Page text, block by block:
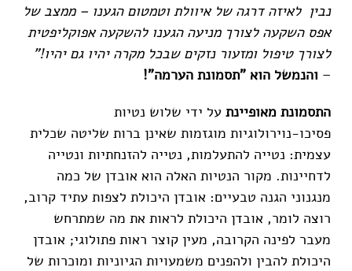
נבין לאיזה דרגה של איוולת וטמטום הגענו – ממצב של
אפס השקעה לצורך מניעה הגענו להשקעה אפוקליפטית
לצורך טיפול ומזעור נזקים שבכל מקרה יהיו גם יהיו!"
– והנמשל הוא "תסמונת הערמה"!
התסמונת מאופיינתעל ידי שלוש נטיות
פסיכו-נוירולוגיות מוגזמות שאינן ברות שליטה שכלית
עצמית: נטייה להתעלמות, נטייה להזנחתיות ונטייה
לדחיינות. מקור הנטיות האלה הוא אובדן של כמה
מנגנוני הגנה טבעיים: אובדן היכולת לצפות עתיד קרוב,
רוצה לומר, אובדן היכולת לראות את מה שמתרחש
מעבר לפינה הקרובה, מעין קוצר ראות פתולוגי; אובדן
היכולת להבין ולהפנים משמעויות הגיוניות ומוכרות של